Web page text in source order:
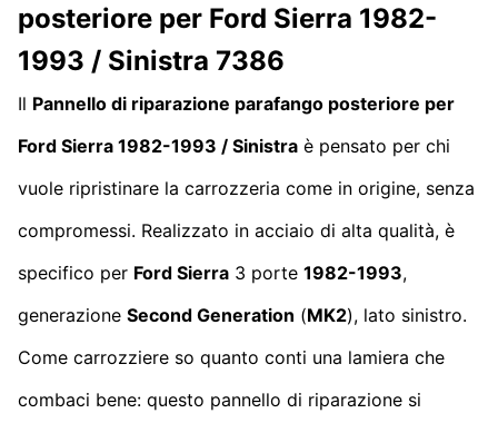
posteriore per Ford Sierra 1982-
1993 / Sinistra 7386
Il Pannello di riparazione parafango posteriore per
Ford Sierra 1982-1993 / Sinistra è pensato per chi
vuole ripristinare la carrozzeria come in origine, senza
compromessi. Realizzato in acciaio di alta qualità, è
specifico per Ford Sierra 3 porte 1982-1993,
generazione Second Generation (MK2), lato sinistro.
Come carrozziere so quanto conti una lamiera che
combaci bene: questo pannello di riparazione si